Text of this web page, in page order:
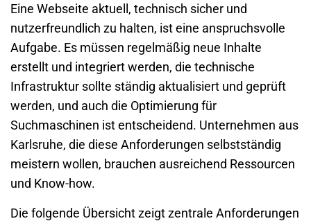
Eine Webseite aktuell, technisch sicher und
nutzerfreundlich zu halten, ist eine anspruchsvolle
Aufgabe. Es müssen regelmäßig neue Inhalte
erstellt und integriert werden, die technische
Infrastruktur sollte ständig aktualisiert und geprüft
werden, und auch die Optimierung für
Suchmaschinen ist entscheidend. Unternehmen aus
Karlsruhe, die diese Anforderungen selbstständig
meistern wollen, brauchen ausreichend Ressourcen
und Know-how.
Die folgende Übersicht zeigt zentrale Anforderungen